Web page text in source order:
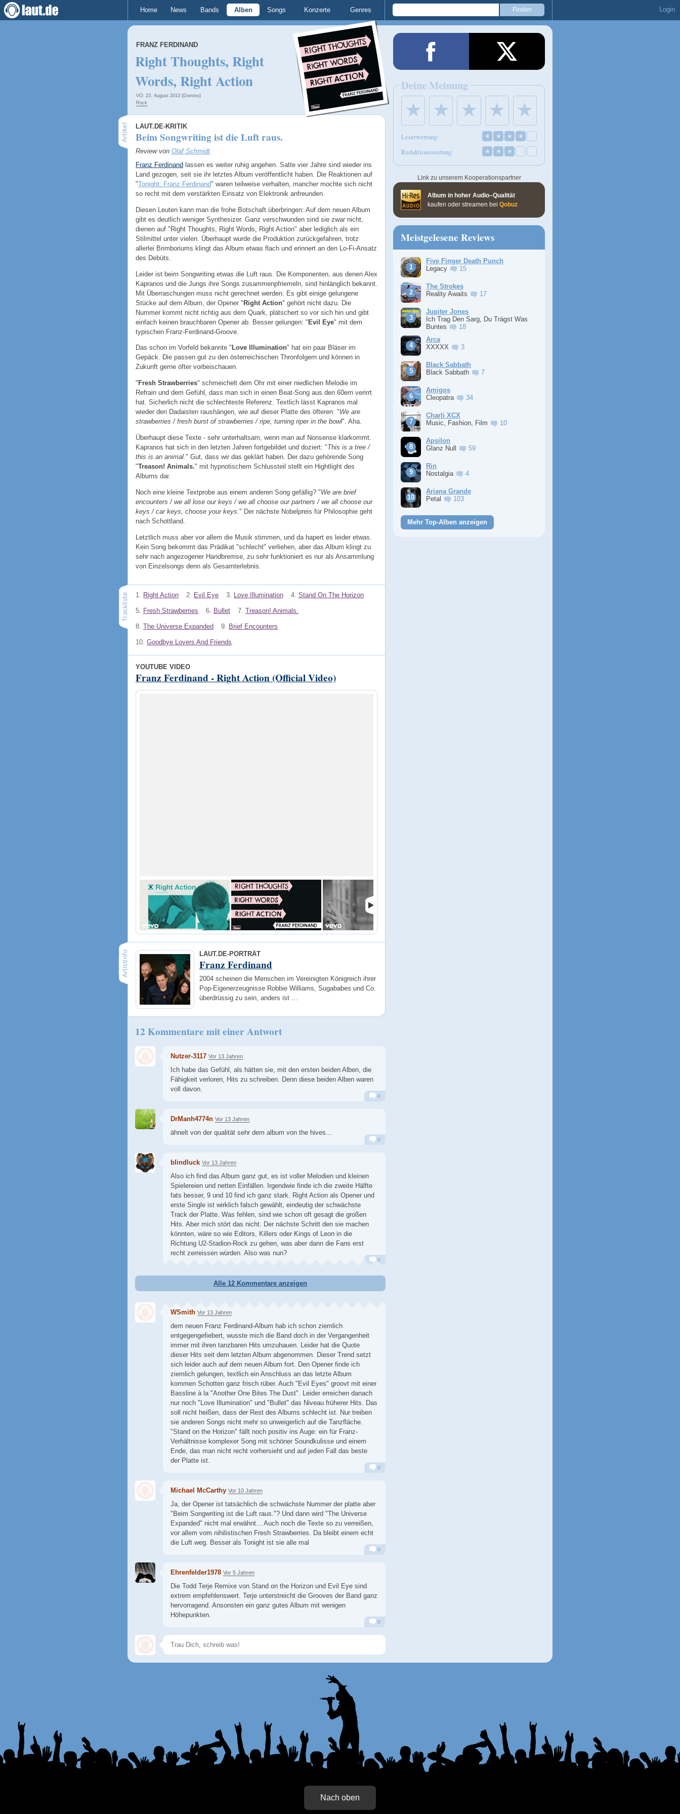
Home News Bands Alben Songs Konzerte Genres Login
FRANZ FERDINAND
Right Thoughts, Right
Words, Right Action
VÖ: 23. August 2013 (Domino)
Rock
LAUT.DE-KRITIK
Beim Songwriting ist die Luft raus.
Review von Olaf Schmidt
Franz Ferdinand lassen es weiter ruhig angehen. Satte vier Jahre sind wieder ins
Land gezogen, seit sie ihr letztes Album veröffentlicht haben. Die Reaktionen auf
"Tonight: Franz Ferdinand" waren teilweise verhalten, mancher mochte sich nicht
so recht mit dem verstärkten Einsatz von Elektronik anfreunden.
Diesen Leuten kann man die frohe Botschaft überbringen: Auf dem neuen Album
gibt es deutlich weniger Synthesizer. Ganz verschwunden sind sie zwar nicht,
dienen auf "Right Thoughts, Right Words, Right Action" aber lediglich als ein
Stilmittel unter vielen. Überhaupt wurde die Produktion zurückgefahren, trotz
allerlei Brimboriums klingt das Album etwas flach und erinnert an den Lo-Fi-Ansatz
des Debüts.
Leider ist beim Songwriting etwas die Luft raus. Die Komponenten, aus denen Alex
Kapranos und die Jungs ihre Songs zusammenpfriemeln, sind hinlänglich bekannt.
Mit Überraschungen muss nicht gerechnet werden. Es gibt einige gelungene
Stücke auf dem Album, der Opener "Right Action" gehört nicht dazu. Die
Nummer kommt nicht richtig aus dem Quark, plätschert so vor sich hin und gibt
einfach keinen brauchbaren Opener ab. Besser gelungen: "Evil Eye" mit dem
typischen Franz-Ferdinand-Groove.
Das schon im Vorfeld bekannte " Love Illumination" hat ein paar Bläser im
Gepäck. Die passen gut zu den österreichischen Thronfolgern und können in
Zukunft gerne öfter vorbeischauen.
" Fresh Strawberries" schmeichelt dem Ohr mit einer niedlichen Melodie im
Refrain und dem Gefühl, dass man sich in einen Beat-Song aus den 60ern verirrt
hat. Sicherlich nicht die schlechteste Referenz. Textlich lässt Kapranos mal
wieder den Dadaisten raushängen, wie auf dieser Platte des öfteren: "We are
strawberries / fresh burst of strawberries / ripe, turning riper in the bowl". Aha.
Überhaupt diese Texte - sehr unterhaltsam, wenn man auf Nonsense klarkommt.
Kapranos hat sich in den letzten Jahren fortgebildet und doziert: "This is a tree /
this is an animal. " Gut, dass wir das geklärt haben. Der dazu gehörende Song
"Treason! Animals." mit hypnotischem Schlussteil stellt ein Hightlight des
Albums dar.
Noch eine kleine Textprobe aus einem anderen Song gefällig? "We are brief
encounters / we all lose our keys / we all choose our partners / we all choose our
keys / car keys, choose your keys. " Der nächste Nobelpreis für Philosophie geht
nach Schottland.
Letztlich muss aber vor allem die Musik stimmen, und da hapert es leider etwas.
Kein Song bekommt das Prädikat "schlecht" verliehen, aber das Album klingt zu
sehr nach angezogener Handbremse, zu sehr funktioniert es nur als Ansammlung
von Einzelsongs denn als Gesamterlebnis.
1. Right Action 2. Evil Eye 3. Love Illumination 4. Stand On The Horizon
5. Fresh Strawberries 6. Bullet 7. Treason! Animals.
8. The Universe Expanded 9. Brief Encounters
10. Goodbye Lovers And Friends
YOUTUBE VIDEO
Franz Ferdinand - Right Action (Official Video)
LAUT.DE-PORTRÄT
Franz Ferdinand
2004 scheinen die Menschen im Vereinigten Königreich ihrer
Pop-Eigenerzeugnisse Robbie Williams, Sugababes und Co.
überdrüssig zu sein, anders ist …
12 Kommentare mit einer Antwort
Nutzer-3117 Vor 13 Jahren
Ich habe das Gefühl, als hätten sie, mit den ersten beiden Alben, die
Fähigkeit verloren, Hits zu schreiben. Denn diese beiden Alben waren
voll davon.
0
DrManh4774n Vor 13 Jahren
ähnelt von der qualität sehr dem album von the hives...
0
blindluck Vor 13 Jahren
Also ich find das Album ganz gut, es ist voller Melodien und kleinen
Spielereien und netten Einfällen. Irgendwie finde ich die zweite Hälfte
fats besser, 9 und 10 find ich ganz stark. Right Action als Opener und
erste Single ist wirklich falsch gewählt, eindeutig der schwächste
Track der Platte. Was fehlen, sind wie schon oft gesagt die großen
Hits. Aber mich stört das nicht. Der nächste Schritt den sie machen
könnten, wäre so wie Editors, Killers oder Kings of Leon in die
Richtung U2-Stadion-Rock zu gehen, was aber dann die Fans erst
recht zerreissen würden. Also was nun?
0
Alle 12 Kommentare anzeigen
WSmith Vor 13 Jahren
dem neuen Franz Ferdinand-Album hab ich schon ziemlich
entgegengefiebert, wusste mich die Band doch in der Vergangenheit
immer mit ihren tanzbaren Hits umzuhauen. Leider hat die Quote
dieser Hits seit dem letzten Album abgenommen. Dieser Trend setzt
sich leider auch auf dem neuen Album fort. Den Opener finde ich
ziemlich gelungen, textlich ein Anschluss an das letzte Album
kommen Schotten ganz frisch rüber. Auch "Evil Eyes" groovt mit einer
Bassline à la "Another One Bites The Dust". Leider erreichen danach
nur noch "Love Illumination" und "Bullet" das Niveau früherer Hits. Das
soll nicht heißen, dass der Rest des Albums schlecht ist. Nur treiben
sie anderen Songs nicht mehr so unweigerlich auf die Tanzfläche.
"Stand on the Horizon" fällt noch positiv ins Auge: ein für Franz-
Verhältnisse komplexer Song mit schöner Soundkulisse und einem
Ende, das man nicht recht vorhersieht und auf jeden Fall das beste
der Platte ist.
0
Michael McCarthy Vor 10 Jahren
Ja, der Opener ist tatsächlich die schwächste Nummer der platte aber
"Beim Songwriting ist die Luft raus."? Und dann wird "The Universe
Expanded" nicht mal erwähnt... Auch noch die Texte so zu verreißen,
vor allem vom nihilistischen Fresh Strawberries. Da bleibt einem echt
die Luft weg. Besser als Tonight ist sie alle mal
0
Ehrenfelder1978 Vor 5 Jahren
Die Todd Terje Remixe von Stand on the Horizon und Evil Eye sind
extrem empfehlenswert. Terje unterstreicht die Grooves der Band ganz
hervorragend. Ansonsten ein ganz gutes Album mit wenigen
Höhepunkten.
Alarm Antworten
0
Speichern
Deine Meinung
★ ★ ★ ★ ★
Leserwertung: ★ ★ ★ ★
Redaktionswertung: ★ ★ ★
Link zu unserem Kooperationspartner
Album in hoher Audio–Qualität
kaufen oder streamen bei Qobuz
Meistgelesene Reviews
Five Finger Death Punch
Legacy
15
The Strokes
Reality Awaits
17
Jupiter Jones
Ich Trag Den Sarg, Du Trägst Was
Buntes
18
Arca
XXXXX
3
Black Sabbath
Black Sabbath
7
Amigos
Cleopatra
34
Charli XCX
Music, Fashion, Film
10
Apsilon
Glanz Null
59
Rin
Nostalgia
4
Ariana Grande
Petal
103
Mehr Top-Alben anzeigen
Nach oben